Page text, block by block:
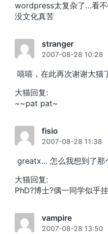
wordpress太复杂了…看
没文化真苦
stranger
2007-08-28 10:28
嘻嘻，在此再次谢谢大猫
大猫回复:
~~pat pat~
fisio
2007-08-28 11:38
greatx… 怎么我想到了那
大猫回复:
PhD?博士?偶一同学似乎
vampire
2007-08-28 13:50